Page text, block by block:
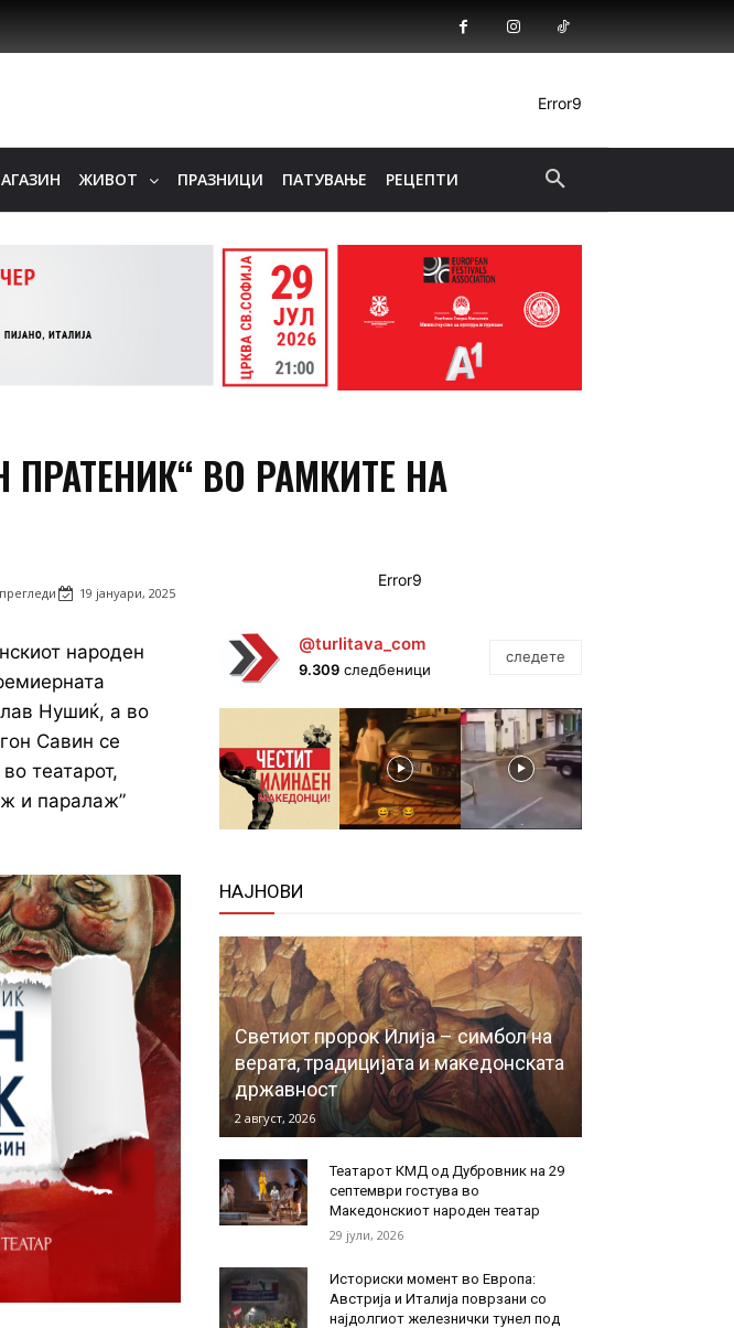
Error9
ЖИВОТ ПРАЗНИЦИ ПАТУВАЊЕ РЕЦЕПТИ
ПРАТЕНИК“ ВО РАМКИТЕ НА
19 јануари, 2025
прегледи
народен
Нушиќ, а во
Савин се
театарот,
и паралаж”
Error9
@turlitava_com
9.309следбеници
следете
НАЈНОВИ
Светиот пророк Илија – симбол на
верата, традицијата и македонската
државност
2 август, 2026
Театарот КМД од Дубровник на 29
септември гостува во
Македонскиот народен театар
29 јули, 2026
Историски момент во Европа:
Австрија и Италија поврзани со
најдолгиот железнички тунел под